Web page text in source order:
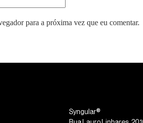
para a próxima vez que eu comentar.
Syngular®